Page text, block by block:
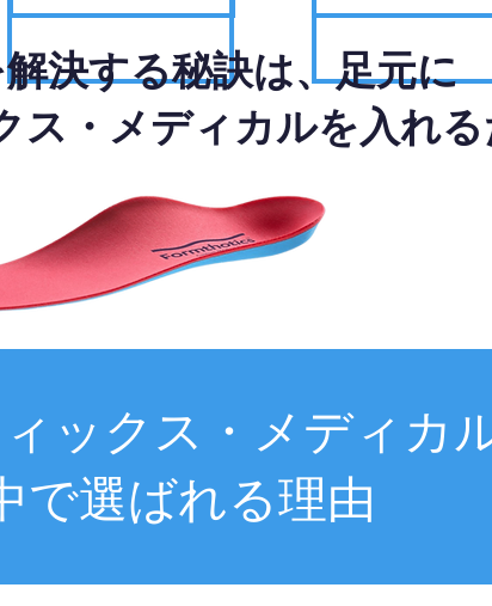
決する秘訣は、足元に
ス・メディカルを入れる
ックス・メディカ
で選ばれる理由